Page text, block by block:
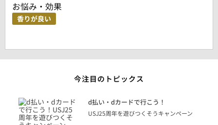
お悩み・効果
香りが良い
今注目のトピックス
d払い・dカードで行こう！
USJ25周年を遊びつくそうキャンペーン